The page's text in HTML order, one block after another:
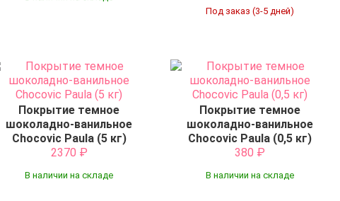
Под заказ (3-5 дней)
Покрытие темное
шоколадно-ванильное
Chocovic Paula (5 кг)
2370 ₽
В наличии на складе
Покрытие темное
шоколадно-ванильное
Chocovic Paula (0,5 кг)
380 ₽
В наличии на складе